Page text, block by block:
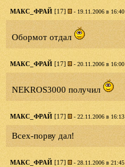
МАКС_ФРАЙ [17] - 19.11.2006 в 16:40
Обормот отдал
МАКС_ФРАЙ [17] - 20.11.2006 в 16:00
NEKROS3000 получил
МАКС_ФРАЙ [17] - 22.11.2006 в 16:13
Всех-порву дал!
МАКС_ФРАЙ [17] - 28.11.2006 в 21:45